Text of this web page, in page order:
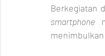
Berkegiatan
smartphone